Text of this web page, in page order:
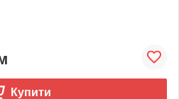
Купити